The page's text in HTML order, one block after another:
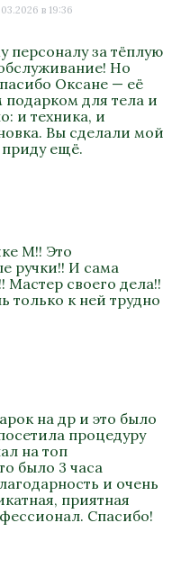
в 19:36
персоналу за тёплую
Но
Оксане — её
для тела и
и техника, и
Вы сделали мой
ещё.
М!! Это
ручки!! И сама
своего дела!!
только к ней трудно
на др и это было
процедуру
на топ
было 3 часа
и очень
приятная
Спасибо!